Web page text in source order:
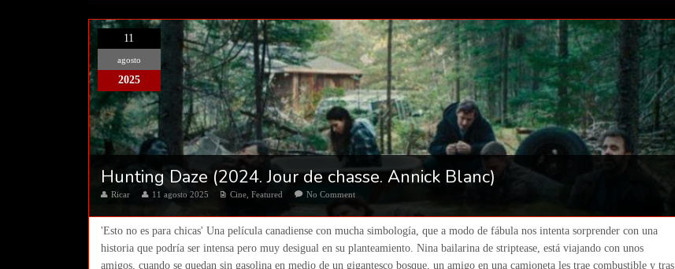
11
agosto
2025
Hunting Daze (2024. Jour de chasse. Annick Blanc)
Ricar 11 agosto 2025 Cine ,Featured No Comment
'Esto no es para chicas' Una película canadiense con mucha simbología, que a modo de fábula nos intenta sorprender con una
historia que podría ser intensa pero muy desigual en su planteamiento. Nina bailarina de striptease, está viajando con unos
amigos, cuando se quedan sin gasolina en medio de un gigantesco bosque, un amigo en una camioneta les trae combustible y tras